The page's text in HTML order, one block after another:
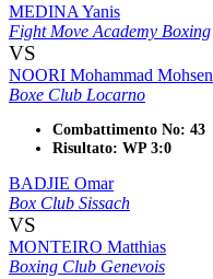
MEDINA Yanis
Fight Move Academy Boxing
VS
NOORI Mohammad Mohsen
Boxe Club Locarno
Combattimento No: 43
Risultato: WP 3:0
BADJIE Omar
Box Club Sissach
VS
MONTEIRO Matthias
Boxing Club Genevois